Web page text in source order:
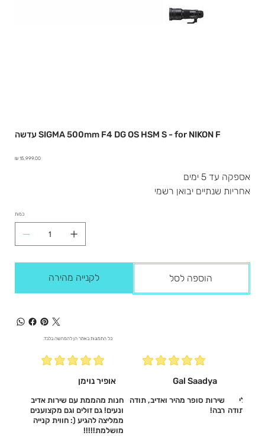
עדשה SIGMA 500mm F4 DG OS HSM S - for NIKON F
מחיר ‏15,999.00 ‏₪
אספקה עד 5 ימים
אחריות שנתיים יבואן רשמי
כמות
הוספה לסל לקנייה מהירה
כל התמונות באתר הן להמחשה בלבד.
אופיר נוימן
חנות מהממת עם שירות אדיב
ונעים! גם זולים וגם מקצוענים
ממליצה להגיע (: חווית קנייה
מושלמת!!!!!‎
Gal Saadya
שירות סופר מהיר ואדיב, תודה
רבה!
לי
תודה